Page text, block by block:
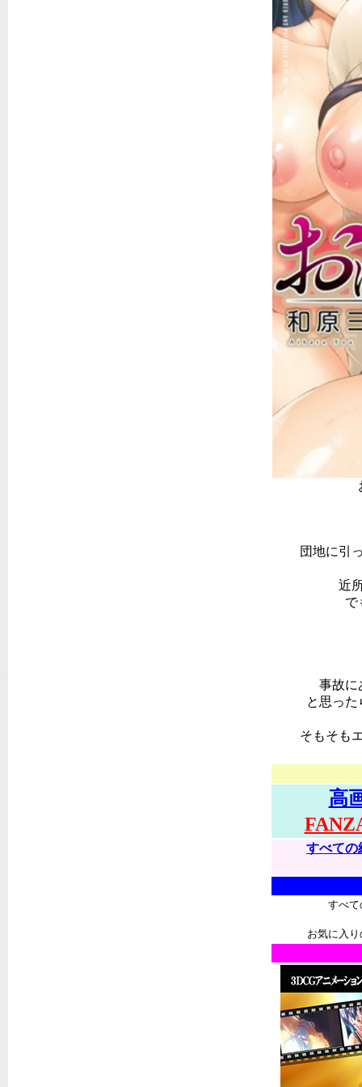
団地に引
近
で
事故に
と思っ
そもそも
高
すべての
すべて
お気に入